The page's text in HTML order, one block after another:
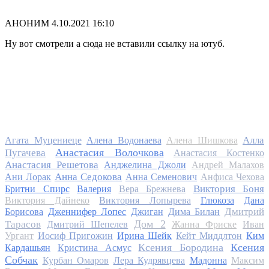
АНОНИМ 4.10.2021 16:10
Ну вот смотрели а сюда не вставили ссылку на ютуб.
Агата Муцениеце Алена Водонаева Алена Шишкова Алла
Пугачева
Анастасия Волочкова Анастасия Костенко
Анастасия Решетова Анджелина Джоли
Андрей Малахов
Ани Лорак Анна Седокова Анна Семенович Анфиса Чехова
Бритни Спирс
Валерия Вера Брежнева Виктория Боня
Виктория Дайнеко Виктория Лопырева Глюкоза
Дана
Борисова Дженнифер Лопес Джиган Дима Билан
Дмитрий
Тарасов
Дмитрий Шепелев Дом 2 Жанна Фриске
Иван
Ургант Иосиф Пригожин Ирина Шейк Кейт Миддлтон Ким
Кардашьян
Кристина Асмус Ксения Бородина
Ксения
Собчак Курбан Омаров Лера Кудрявцева Мадонна Максим